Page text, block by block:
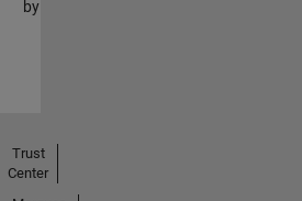
by
Trust
Center